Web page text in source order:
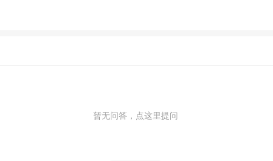
暂无问答，点这里提问